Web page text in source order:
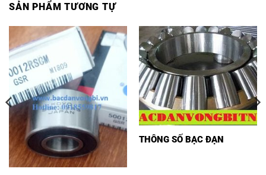
SẢN PHẨM TƯƠNG TỰ
THÔNG SỐ BẠC ĐẠN